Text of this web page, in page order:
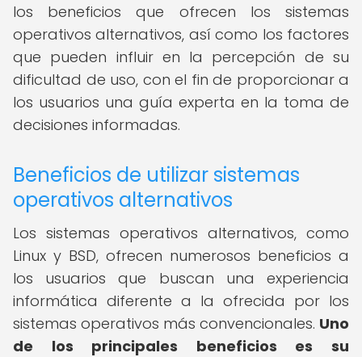
los beneficios que ofrecen los sistemas
operativos alternativos, así como los factores
que pueden influir en la percepción de su
dificultad de uso, con el fin de proporcionar a
los usuarios una guía experta en la toma de
decisiones informadas.
Beneficios de utilizar sistemas
operativos alternativos
Los sistemas operativos alternativos, como
Linux y BSD, ofrecen numerosos beneficios a
los usuarios que buscan una experiencia
informática diferente a la ofrecida por los
sistemas operativos más convencionales. Uno
de los principales beneficios es su